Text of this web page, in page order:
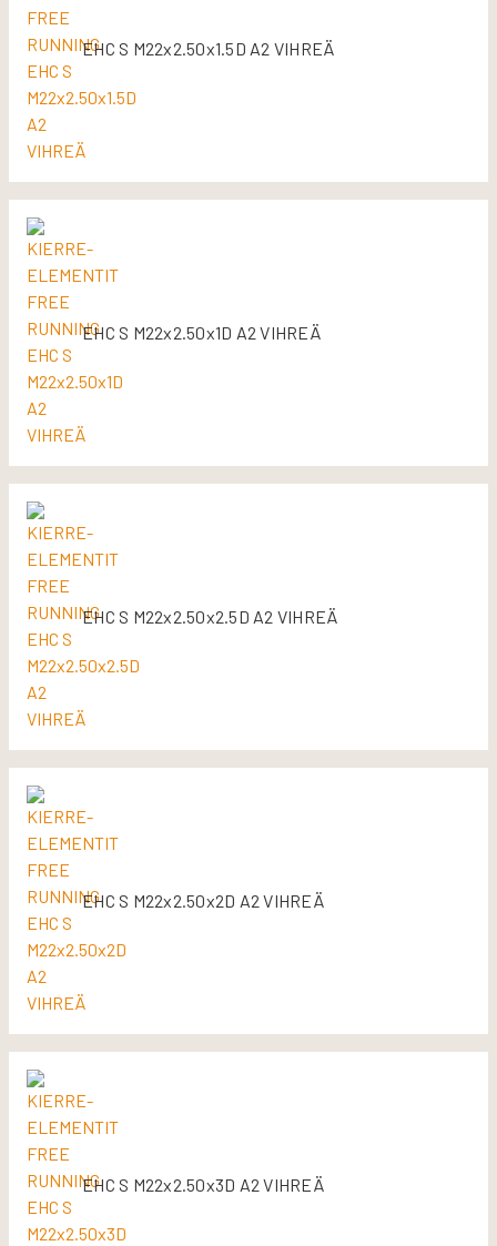
EHC S M22x2.50x1.5D A2 VIHREÄ
EHC S M22x2.50x1D A2 VIHREÄ
EHC S M22x2.50x2.5D A2 VIHREÄ
EHC S M22x2.50x2D A2 VIHREÄ
EHC S M22x2.50x3D A2 VIHREÄ